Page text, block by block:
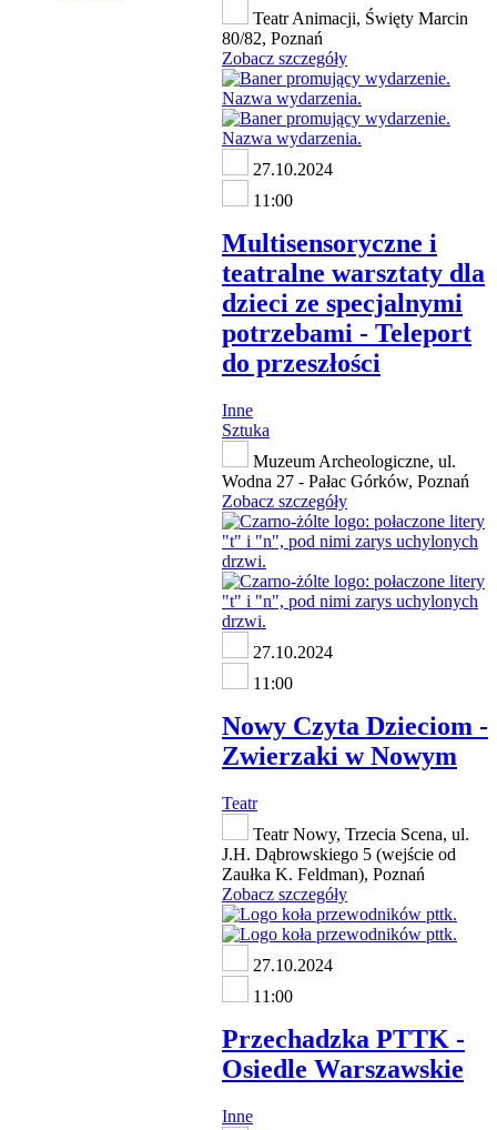
Teatr Animacji, Święty Marcin
80/82, Poznań
Zobacz szczegóły
27.10.2024
11:00
Multisensoryczne i
teatralne warsztaty dla
dzieci ze specjalnymi
potrzebami - Teleport
do przeszłości
Inne
Sztuka
Muzeum Archeologiczne, ul.
Wodna 27 - Pałac Górków, Poznań
Zobacz szczegóły
27.10.2024
11:00
Nowy Czyta Dzieciom -
Zwierzaki w Nowym
Teatr
Teatr Nowy, Trzecia Scena, ul.
J.H. Dąbrowskiego 5 (wejście od
Zaułka K. Feldman), Poznań
Zobacz szczegóły
27.10.2024
11:00
Przechadzka PTTK -
Osiedle Warszawskie
Inne